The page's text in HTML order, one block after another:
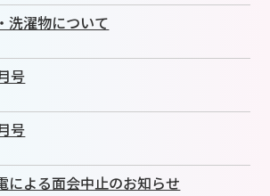
洗濯物について
号
号
による面会中止のお知らせ